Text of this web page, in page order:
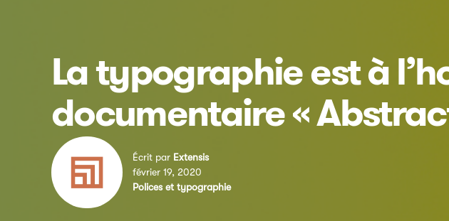
La typographie est à
documentaire «
Écrit par Extensis
février 19, 2020
Polices et typographie